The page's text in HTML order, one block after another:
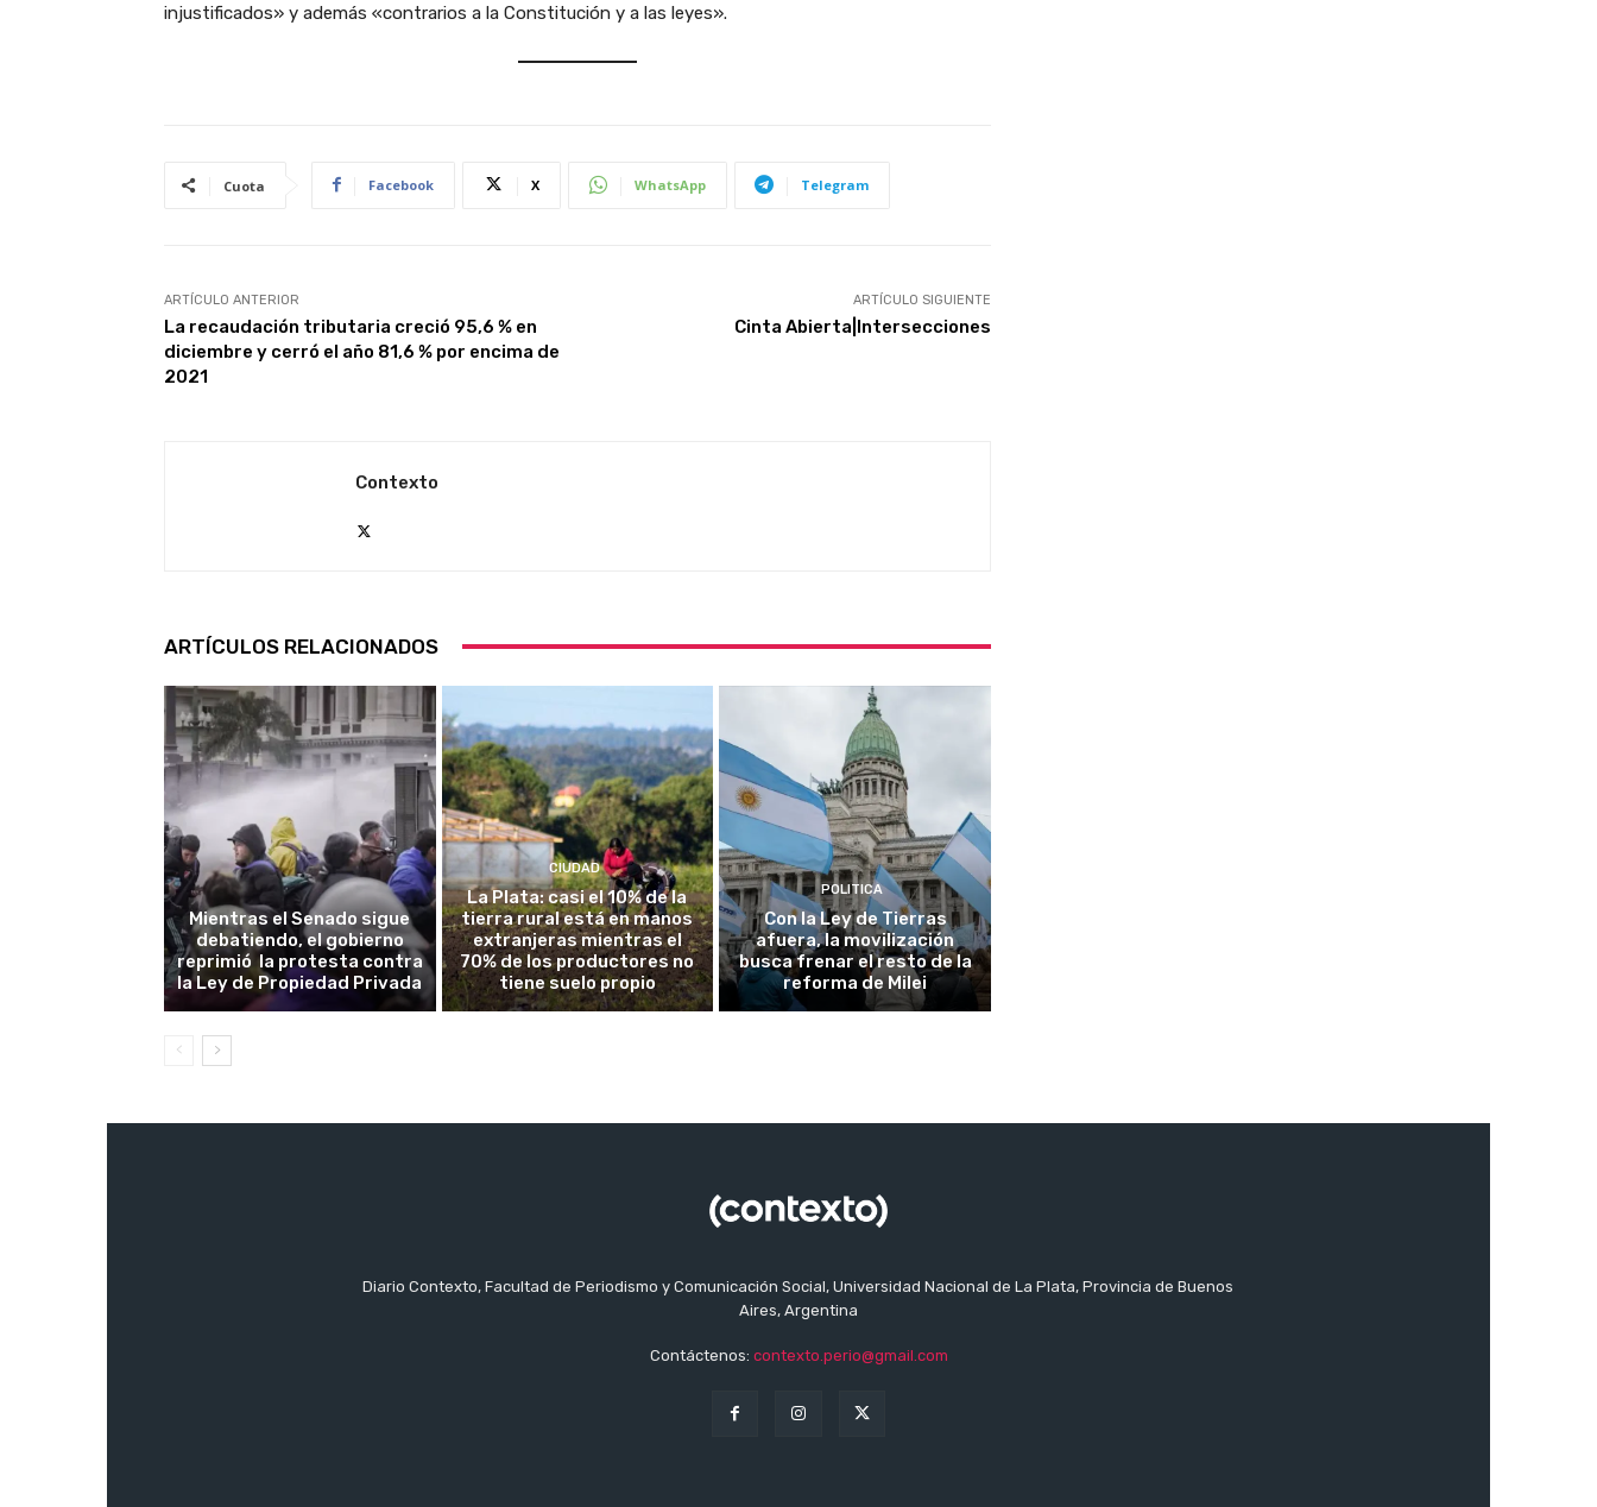
injustificados» y además «contrarios a la Constitución y a las leyes».
Cuota Facebook X WhatsApp Telegram
ARTÍCULO ANTERIOR
La recaudación tributaria creció 95,6 % en
diciembre y cerró el año 81,6 % por encima de
2021
ARTÍCULO SIGUIENTE
Cinta Abierta|Intersecciones
Contexto
ARTÍCULOS RELACIONADOS
Mientras el Senado sigue
debatiendo, el gobierno
reprimió la protesta contra
la Ley de Propiedad Privada
CIUDAD
La Plata: casi el 10% de la
tierra rural está en manos
extranjeras mientras el
70% de los productores no
tiene suelo propio
POLITICA
Con la Ley de Tierras
afuera, la movilización
busca frenar el resto de la
reforma de Milei
Diario Contexto, Facultad de Periodismo y Comunicación Social, Universidad Nacional de La Plata, Provincia de Buenos
Aires, Argentina
Contáctenos: contexto.perio@gmail.com